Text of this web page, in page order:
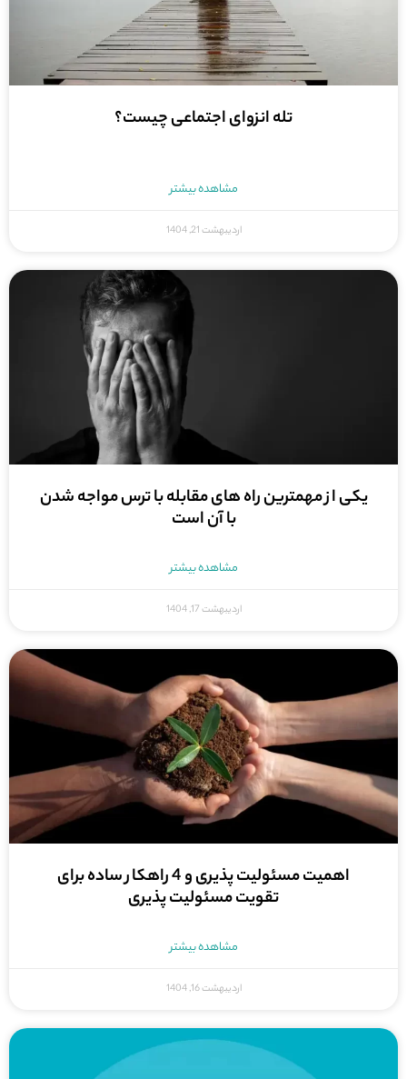
تله انزوای اجتماعی چیست؟
مشاهده بیشتر
اردیبهشت 21, 1404
یکی از مهمترین راه های مقابله با ترس مواجه شدن
با آن است
مشاهده بیشتر
اردیبهشت 17, 1404
اهمیت مسئولیت پذیری و 4 راهکار ساده برای
تقویت مسئولیت پذیری
مشاهده بیشتر
اردیبهشت 16, 1404